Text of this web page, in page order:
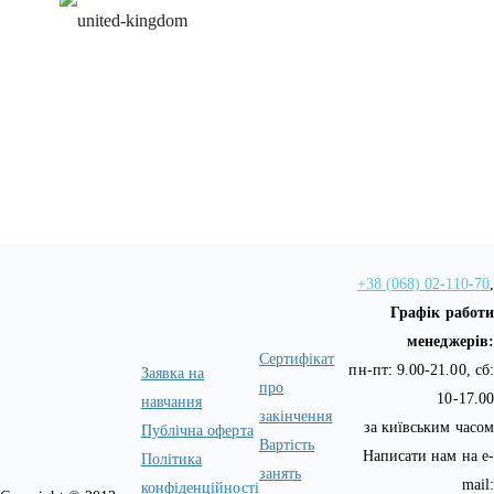
Заявка на
навчання
Публічна оферта
Політика
конфіденційності
Сертифікат
про
закінчення
Вартість
занять
+38 (068) 02-110-70,
Графік работи
менеджерів:
пн-пт: 9.00-21.00, сб:
10-17.00
за київським часом
Написати нам на e-
mail: